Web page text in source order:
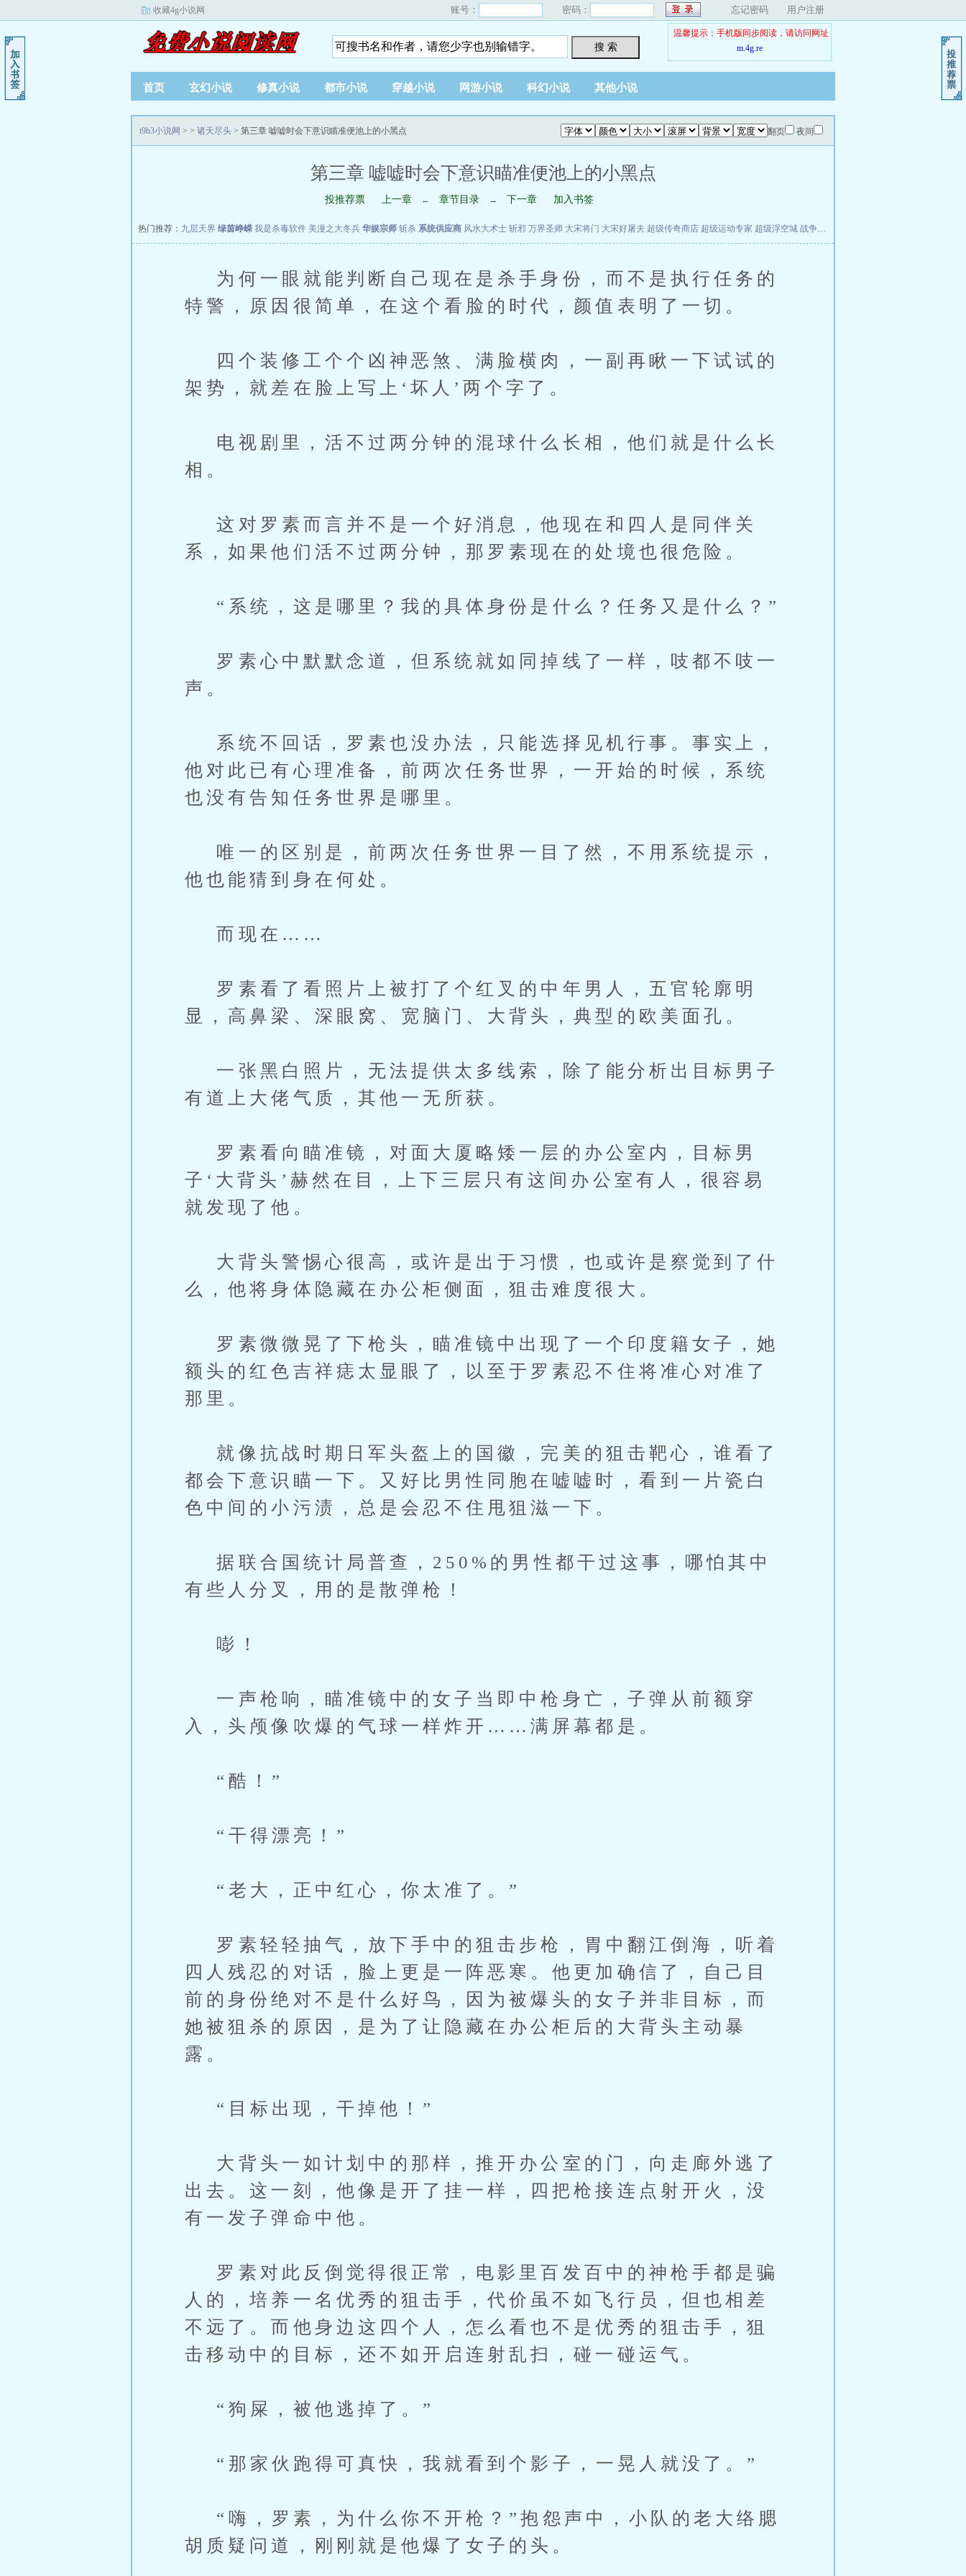
收藏4g小说网 账号： 密码： 忘记密码 用户注册
搜 索
温馨提示：手机版同步阅读，请访问网址
m.4g.re
首页 玄幻小说 修真小说 都市小说 穿越小说 网游小说 科幻小说 其他小说
翻页 夜间
t9b3小说网 > > 诸天尽头 > 第三章 嘘嘘时会下意识瞄准便池上的小黑点
第三章 嘘嘘时会下意识瞄准便池上的小黑点
投推荐票 上一章 ← 章节目录 → 下一章 加入书签
热门推荐： 九层天界 绿茵峥嵘 我是杀毒软件 美漫之大冬兵 华娱宗师 斩杀 系统供应商 风水大术士 斩邪 万界圣师 大宋将门 大宋好屠夫 超级传奇商店 超级运动专家 超级浮空城 战争天堂
为何一眼就能判断自己现在是杀手身份，而不是执行任务的
特警，原因很简单，在这个看脸的时代，颜值表明了一切。
四个装修工个个凶神恶煞、满脸横肉，一副再瞅一下试试的
架势，就差在脸上写上‘坏人’两个字了。
电视剧里，活不过两分钟的混球什么长相，他们就是什么长
相。
这对罗素而言并不是一个好消息，他现在和四人是同伴关
系，如果他们活不过两分钟，那罗素现在的处境也很危险。
“系统，这是哪里？我的具体身份是什么？任务又是什么？”
罗素心中默默念道，但系统就如同掉线了一样，吱都不吱一
声。
系统不回话，罗素也没办法，只能选择见机行事。事实上，
他对此已有心理准备，前两次任务世界，一开始的时候，系统
也没有告知任务世界是哪里。
唯一的区别是，前两次任务世界一目了然，不用系统提示，
他也能猜到身在何处。
而现在……
罗素看了看照片上被打了个红叉的中年男人，五官轮廓明
显，高鼻梁、深眼窝、宽脑门、大背头，典型的欧美面孔。
一张黑白照片，无法提供太多线索，除了能分析出目标男子
有道上大佬气质，其他一无所获。
罗素看向瞄准镜，对面大厦略矮一层的办公室内，目标男
子‘大背头’赫然在目，上下三层只有这间办公室有人，很容易
就发现了他。
大背头警惕心很高，或许是出于习惯，也或许是察觉到了什
么，他将身体隐藏在办公柜侧面，狙击难度很大。
罗素微微晃了下枪头，瞄准镜中出现了一个印度籍女子，她
额头的红色吉祥痣太显眼了，以至于罗素忍不住将准心对准了
那里。
就像抗战时期日军头盔上的国徽，完美的狙击靶心，谁看了
都会下意识瞄一下。又好比男性同胞在嘘嘘时，看到一片瓷白
色中间的小污渍，总是会忍不住甩狙滋一下。
据联合国统计局普查，250%的男性都干过这事，哪怕其中
有些人分叉，用的是散弹枪！
嘭！
一声枪响，瞄准镜中的女子当即中枪身亡，子弹从前额穿
入，头颅像吹爆的气球一样炸开……满屏幕都是。
“酷！”
“干得漂亮！”
“老大，正中红心，你太准了。”
罗素轻轻抽气，放下手中的狙击步枪，胃中翻江倒海，听着
四人残忍的对话，脸上更是一阵恶寒。他更加确信了，自己目
前的身份绝对不是什么好鸟，因为被爆头的女子并非目标，而
她被狙杀的原因，是为了让隐藏在办公柜后的大背头主动暴
露。
“目标出现，干掉他！”
大背头一如计划中的那样，推开办公室的门，向走廊外逃了
出去。这一刻，他像是开了挂一样，四把枪接连点射开火，没
有一发子弹命中他。
罗素对此反倒觉得很正常，电影里百发百中的神枪手都是骗
人的，培养一名优秀的狙击手，代价虽不如飞行员，但也相差
不远了。而他身边这四个人，怎么看也不是优秀的狙击手，狙
击移动中的目标，还不如开启连射乱扫，碰一碰运气。
“狗屎，被他逃掉了。”
“那家伙跑得可真快，我就看到个影子，一晃人就没了。”
“嗨，罗素，为什么你不开枪？”抱怨声中，小队的老大络腮
胡质疑问道，刚刚就是他爆了女子的头。